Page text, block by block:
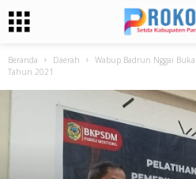
Beranda Daerah
Wabup Badrun Nggai Buka
Tahun 2021